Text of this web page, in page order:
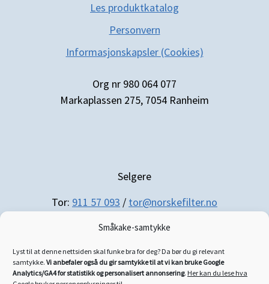
Småkake-samtykke
Lyst til at denne nettsiden skal funke bra for deg? Da bør du gi relevant
samtykke. Vi anbefaler også du gir samtykke til at vi kan bruke Google
Analytics/GA4 for statistikk og personalisert annonsering. Her kan du lese hva
Les produktkatalog
Personvern
Informasjonskapsler (Cookies)
Org nr 980 064 077
Markaplassen 275, 7054 Ranheim
Selgere
Tor: 911 57 093 / tor@norskefilter.no